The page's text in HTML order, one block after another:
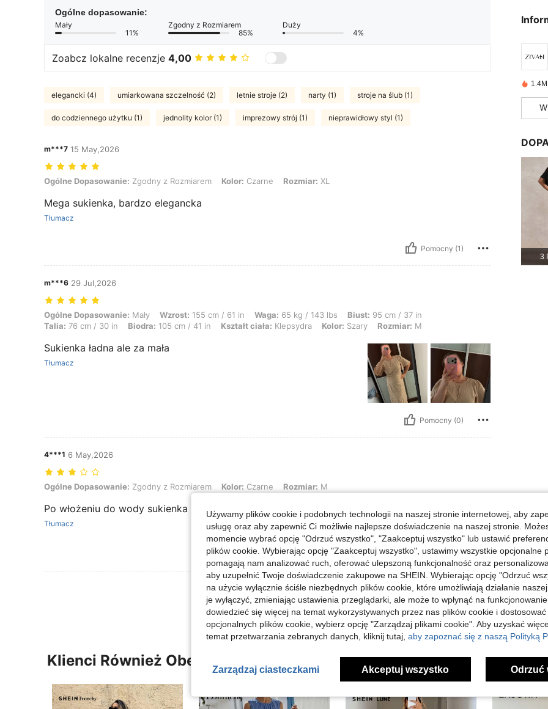
Ogólne dopasowanie:
Mały
11%
Zgodny z Rozmiarem
85%
Duży
4%
Zoabcz lokalne recenzje 4,00
elegancki (4) umiarkowana szczelność (2) letnie stroje (2) narty (1) stroje na ślub (1)
do codziennego użytku (1) jednolity kolor (1) imprezowy strój (1) nieprawidłowy styl (1)
m***7 15 May,2026
Ogólne Dopasowanie: Zgodny z Rozmiarem, Kolor: Czarne, Rozmiar: XL
Ogólne Dopasowanie: Zgodny z Rozmiarem Kolor: Czarne Rozmiar: XL
Mega sukienka, bardzo elegancka
Tłumacz
Pomocny (1)
m***6 29 Jul,2026
Ogólne Dopasowanie: Mały, Wzrost: 155 cm / 61 in, Waga: 65 kg / 143 lbs, Biust: 95 cm / 37 in, Talia: 76 cm / 30 in, Biodra: 105 cm / 41 in, Kształt
Ogólne Dopasowanie: Mały Wzrost: 155 cm / 61 in Waga: 65 kg / 143 lbs Biust: 95 cm / 37 in
Talia: 76 cm / 30 in Biodra: 105 cm / 41 in Kształt ciała: Klepsydra Kolor: Szary Rozmiar: M
Sukienka ładna ale za mała
Tłumacz
Pomocny (0)
4***1 6 May,2026
Ogólne Dopasowanie: Zgodny z Rozmiarem, Kolor: Czarne, Rozmiar: M
Ogólne Dopasowanie: Zgodny z Rozmiarem Kolor: Czarne Rozmiar: M
Po włożeniu do wody sukienka puściła farbę, jestem zawiedziona, krój ładny, materiał cienki
Tłumacz
Pomocny (1)
Zobacz Więcej Opinii
3
Klienci Również Obejrzeli
Używamy plików cookie i podobnych technologii na naszej stronie internetowej, aby
usługę oraz aby zapewnić Ci możliwie najlepsze doświadczenie na naszej stronie.
momencie wybrać opcję "Odrzuć wszystko", "Zaakceptuj wszystko" lub ustawić
plików cookie. Wybierając opcję "Zaakceptuj wszystko", ustawimy wszystkie opcjonalne
pomagają nam analizować ruch, oferować ulepszoną funkcjonalność oraz
aby uzupełnić Twoje doświadczenie zakupowe na SHEIN. Wybierając opcję "Odrzuć
na użycie wyłącznie ściśle niezbędnych plików cookie, które umożliwiają działanie
je wyłączyć, zmieniając ustawienia przeglądarki, ale może to wpłynąć na
dowiedzieć się więcej na temat wykorzystywanych przez nas plików cookie i
opcjonalnych plików cookie, wybierz opcję "Zarządzaj plikami cookie". Aby uzyskać
temat przetwarzania zebranych danych, kliknij tutaj, aby zapoznać się z naszą Polityką
Zarządzaj ciasteczkami Akceptuj wszystko Odrzuć